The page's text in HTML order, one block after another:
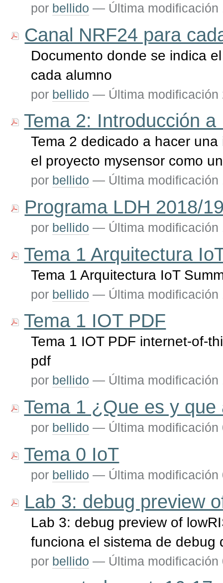
por bellido — Última modificación
Canal NRF24 para
Documento donde se indica
cada alumno
por bellido — Última modificación
Tema 2: Introducción
Tema 2 dedicado a hacer
el proyecto mysensor como
por bellido — Última modificación
Programa LDH 2018/
por bellido — Última modificación
Tema 1 Arquitectura
Tema 1 Arquitectura IoT
por bellido — Última modificación
Tema 1 IOT PDF
Tema 1 IOT PDF internet-of-
pdf
por bellido — Última modificación
Tema 1 ¿Que es y que
por bellido — Última modificación
Tema 0 IoT
por bellido — Última modificación
Lab 3: debug preview
Lab 3: debug preview of
funciona el sistema de debug
por bellido — Última modificación